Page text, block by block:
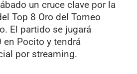
un cruce clave por la
Top 8 Oro del Torneo
El partido se jugará
en Pocito y tendrá
por streaming.